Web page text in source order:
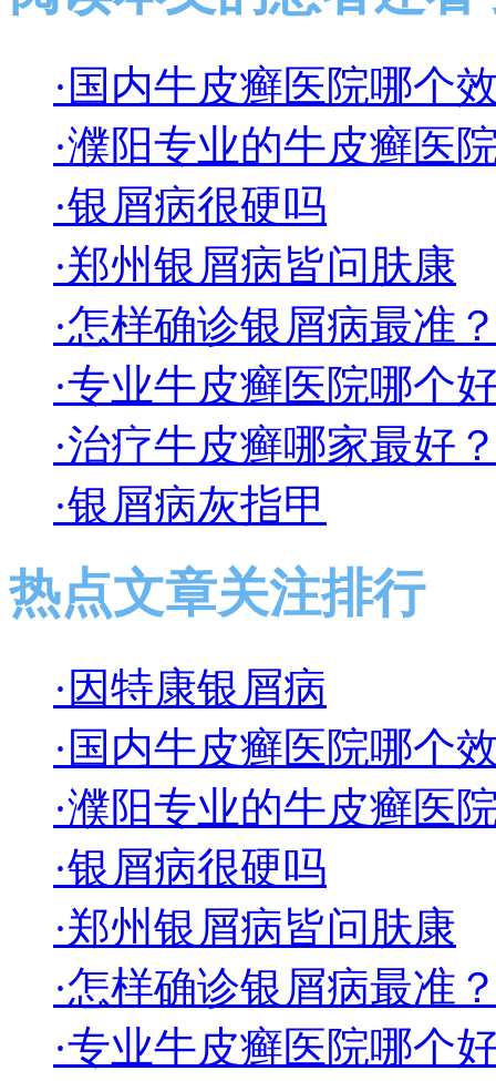
·国内牛皮癣医院哪个
·濮阳专业的牛皮癣医
·银屑病很硬吗
·郑州银屑病皆问肤康
·怎样确诊银屑病最准
·专业牛皮癣医院哪个
·治疗牛皮癣哪家最好
·银屑病灰指甲
热点文章关注排行
·因特康银屑病
·国内牛皮癣医院哪个
·濮阳专业的牛皮癣医
·银屑病很硬吗
·郑州银屑病皆问肤康
·怎样确诊银屑病最准
·专业牛皮癣医院哪个